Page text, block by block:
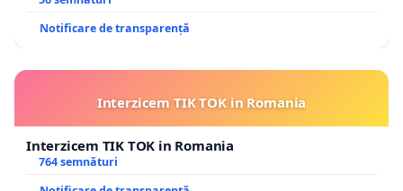
Notificare de transparență
Interzicem TIK TOK in Romania
Interzicem TIK TOK in Romania
764 semnături